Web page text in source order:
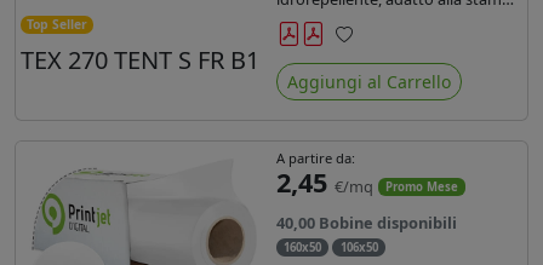
Top Seller
TEX 270 TENT S FR B1
solvente, ecosolvente, uv, latex (di
terza generazione). Ideale per
tende ,coperture gazebo, prodotti
gonfiabili o cuscini di
Preferiti
Aggiungi al Carrello
A partire da:
2,45 €/mq Promo Mese
40,00 Bobine disponibili
160x50 106x50